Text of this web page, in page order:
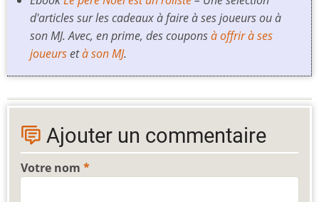
d'articles sur les cadeaux à faire à ses joueurs ou à
son MJ. Avec, en prime, des couponsà offrir à ses
joueursetà son MJ.
Ajouter un commentaire
Votre nom